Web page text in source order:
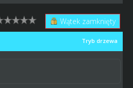
Wątek zamknięty
Tryb drzewa